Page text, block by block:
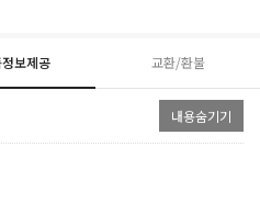
보제공 교환/환불
내용숨기기